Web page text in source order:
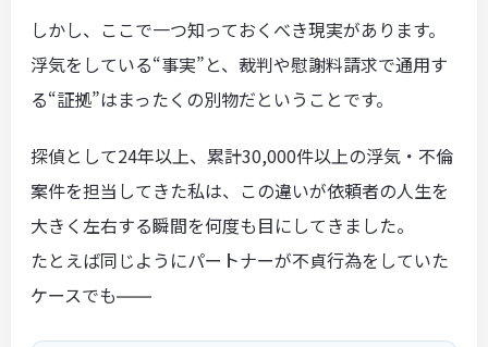
しかし、ここで一つ知っておくべき現実があります。
浮気をしている“事実”と、裁判や慰謝料請求で通用す
る“証拠”はまったくの別物だということです。
探偵として24年以上、累計30,000件以上の浮気・不倫
案件を担当してきた私は、この違いが依頼者の人生を
大きく左右する瞬間を何度も目にしてきました。
たとえば同じようにパートナーが不貞行為をしていた
ケースでも――